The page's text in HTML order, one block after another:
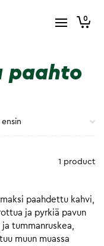
0
paahto
1 product
paahdettu kahvi,
ja pyrkiä pavun
tummanruskea,
muun muassa